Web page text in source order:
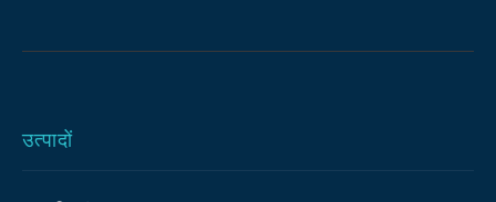
उत्पादों